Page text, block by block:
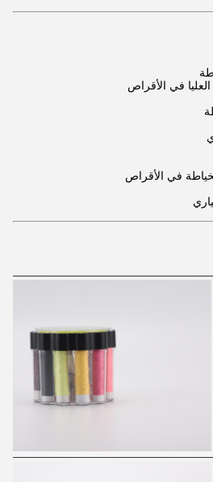
في الأقراص
في الأقراص